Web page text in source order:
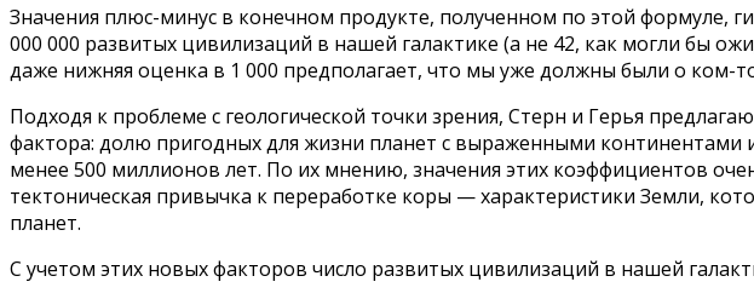
Значения плюс-минус в конечном продукте, полученном по этой формуле,
000 000 развитых цивилизаций в нашей галактике (а не 42, как могли бы
даже нижняя оценка в 1 000 предполагает, что мы уже должны были о ком-
Подходя к проблеме с геологической точки зрения, Стерн и Герья
фактора: долю пригодных для жизни планет с выраженными континентами
менее 500 миллионов лет. По их мнению, значения этих коэффициентов
тектоническая привычка к переработке коры — характеристики Земли,
планет.
С учетом этих новых факторов число развитых цивилизаций в нашей